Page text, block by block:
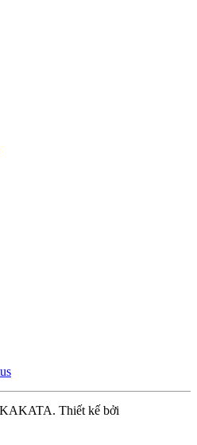
Thiết kế bởi